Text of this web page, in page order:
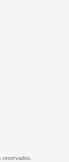
reservados.